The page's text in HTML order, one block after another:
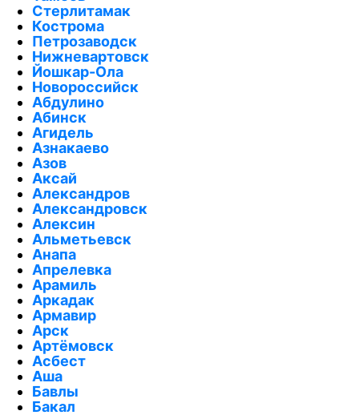
Стерлитамак
Кострома
Петрозаводск
Нижневартовск
Йошкар-Ола
Новороссийск
Абдулино
Абинск
Агидель
Азнакаево
Азов
Аксай
Александров
Александровск
Алексин
Альметьевск
Анапа
Апрелевка
Арамиль
Аркадак
Армавир
Арск
Артёмовск
Асбест
Аша
Бавлы
Бакал